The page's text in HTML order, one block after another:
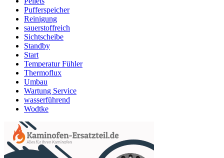
Pufferspeicher
Reinigung
sauerstoffreich
Sichtscheibe
Standby
Start
Temperatur Fühler
Thermoflux
Umbau
Wartung Service
wasserführend
Wodtke